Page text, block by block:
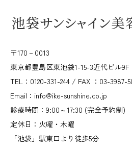
〒170－0013
東京都豊島区東池袋1-15-3近代ビル9F
TEL：0120-331-244 / FAX ：03-3987-
Email：info@ike-sunshine.co.jp
診療時間：9:00～17:30 (完全予約制)
定休日：火曜・木曜
「池袋」駅東口より徒歩5分